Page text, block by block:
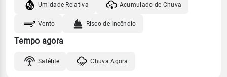
Umidade Relativa Acumulado de Chuva
Vento Risco de Incêndio
Tempo agora
Satélite Chuva Agora